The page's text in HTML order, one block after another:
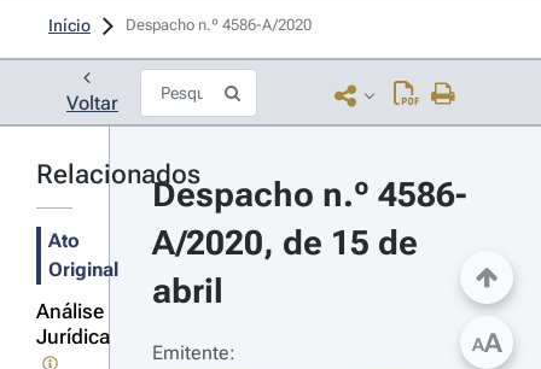
Início Despacho n.º 4586-A/2020
Voltar
Relacionados
Ato
Original
Análise
Jurídica
Despacho n.º 4586-
A/2020, de 15 de
abril
Emitente:
AA